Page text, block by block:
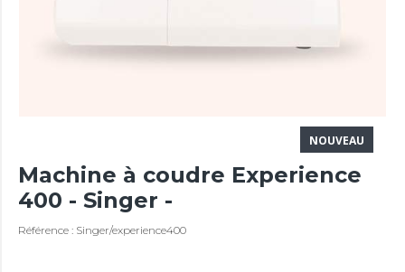
NOUVEAU
Machine à coudre Experience
400 - Singer -
Référence : Singer/experience400